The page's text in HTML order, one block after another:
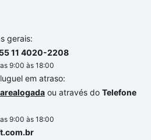
gerais:
11 4020-2208
9:00 às 18:00
em atraso:
ou através do Telefone
9:00 às 18:00